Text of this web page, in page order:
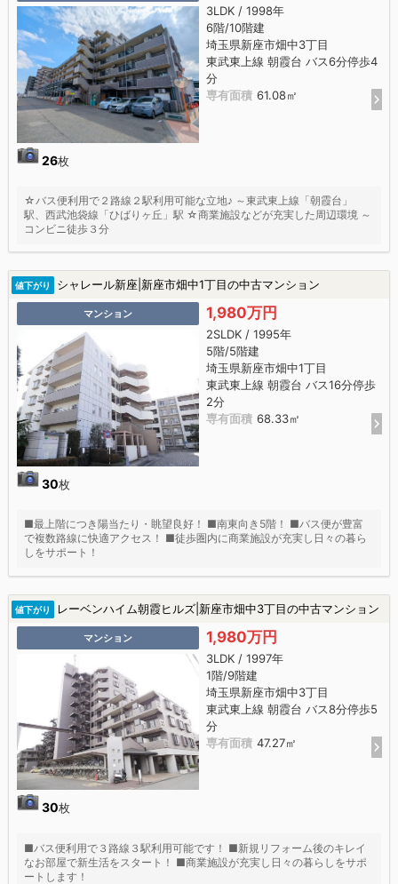
26枚
3LDK / 1998年
6階/10階建
埼玉県新座市畑中3丁目
東武東上線 朝霞台 バス6分停歩4
分
専有面積 61.08㎡
☆バス便利用で２路線２駅利用可能な立地♪ ～東武東上線「朝霞台」
駅、西武池袋線「ひばりヶ丘」駅 ☆商業施設などが充実した周辺環境 ～
コンビニ徒歩３分
値下がり シャレール新座|新座市畑中1丁目の中古マンション
マンション
30枚
1,980万円
2SLDK / 1995年
5階/5階建
埼玉県新座市畑中1丁目
東武東上線 朝霞台 バス16分停歩
2分
専有面積 68.33㎡
■最上階につき陽当たり・眺望良好！ ■南東向き5階！ ■バス便が豊富
で複数路線に快適アクセス！ ■徒歩圏内に商業施設が充実し日々の暮ら
しをサポート！
値下がり レーベンハイム朝霞ヒルズ|新座市畑中3丁目の中古マンション
マンション
30枚
1,980万円
3LDK / 1997年
1階/9階建
埼玉県新座市畑中3丁目
東武東上線 朝霞台 バス8分停歩5
分
専有面積 47.27㎡
■バス便利用で３路線３駅利用可能です！ ■新規リフォーム後のキレイ
なお部屋で新生活をスタート！ ■商業施設が充実し日々の暮らしをサポ
ートします！